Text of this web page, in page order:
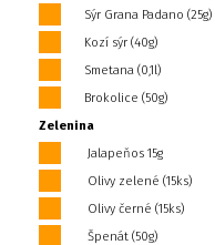
Sýr Grana Padano (25g)
Kozí sýr (40g)
Smetana (0,1l)
Brokolice (50g)
Zelenina
Jalapeňos 15g
Olivy zelené (15ks)
Olivy černé (15ks)
Špenát (50g)